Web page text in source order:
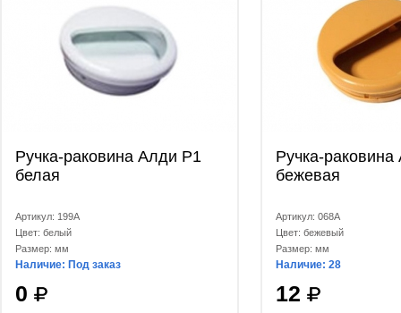
Ручка-раковина Алди Р1
белая
Артикул: 199А
Цвет: белый
Размер: мм
Наличие: Под заказ
0
Ручка-
бежевая
Артикул: 068А
Цвет: бежевый
Размер: мм
Наличие: 28
12